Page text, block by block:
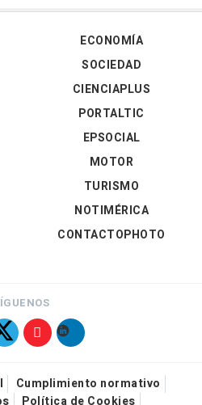
ECONOMÍA
SOCIEDAD
CIENCIAPLUS
PORTALTIC
EPSOCIAL
MOTOR
TURISMO
NOTIMÉRICA
CONTACTOPHOTO
Cumplimiento normativo